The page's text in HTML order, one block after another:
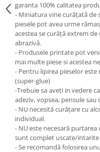
garanta 100% calitatea
- Miniatura vine curățată de
piesele pot avea urme
acestea se curăță extrem
abrazivă.
- Produsele printate pot
mai multe piese si acestea
- Pentru lipirea pieselor este
(super-glue)
-Trebuie sa aveti in vedere
adeziv, vopsea, pensule
- NU necesită curățare cu
individual.
- NU este necesară
sunt complet uscate/intarite
- Se recomandă folosirea